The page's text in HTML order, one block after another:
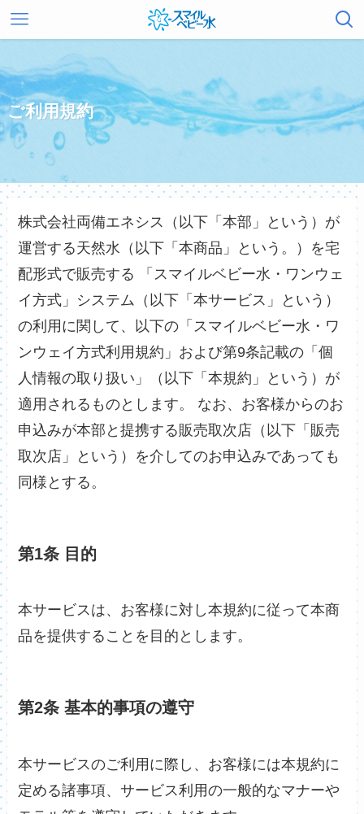
ご利用規約
株式会社両備エネシス（以下「本部」という）が
運営する天然水（以下「本商品」という。）を宅
配形式で販売する 「スマイルベビー水・ワンウェ
イ方式」システム（以下「本サービス」という）
の利用に関して、以下の「スマイルベビー水・ワ
ンウェイ方式利用規約」および第9条記載の「個
人情報の取り扱い」（以下「本規約」という）が
適用されるものとします。 なお、お客様からのお
申込みが本部と提携する販売取次店（以下「販売
取次店」という）を介してのお申込みであっても
同様とする。
第1条 目的
本サービスは、お客様に対し本規約に従って本商
品を提供することを目的とします。
第2条 基本的事項の遵守
本サービスのご利用に際し、お客様には本規約に
定める諸事項、サービス利用の一般的なマナーや